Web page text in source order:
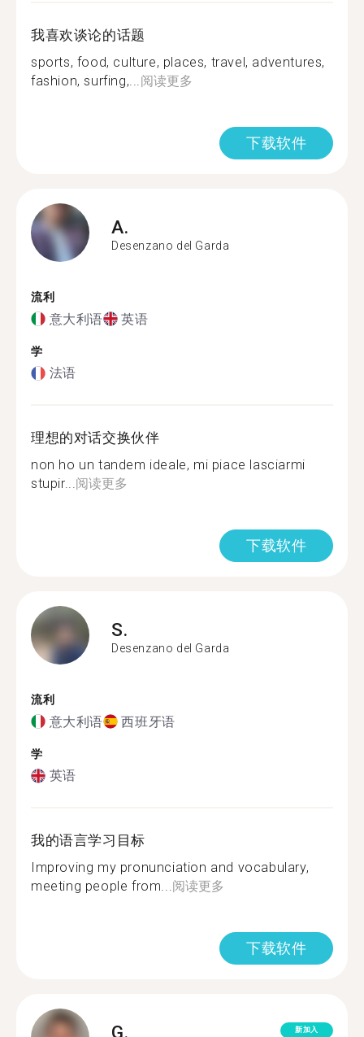
我喜欢谈论的话题
sports, food, culture, places, travel, adventures,
fashion, surfing,...阅读更多
下载软件
A.
Desenzano del Garda
流利
意大利语 英语
学
法语
理想的对话交换伙伴
non ho un tandem ideale, mi piace lasciarmi
stupir...阅读更多
下载软件
S.
Desenzano del Garda
流利
意大利语 西班牙语
学
英语
我的语言学习目标
Improving my pronunciation and vocabulary,
meeting people from...阅读更多
下载软件
G. 新加入